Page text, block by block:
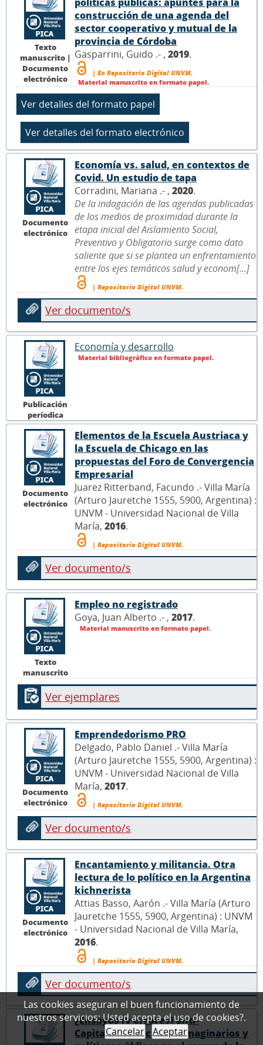
Texto
manuscrito |
Documento
electrónico
construcción de una agenda del
sector cooperativo y mutual de la
provincia de Córdoba
Gasparrini, Guido .- , 2019.
| En Repositorio Digital UNVM.
Material manuscrito en formato papel.
Documento
electrónico
Economía vs. salud, en contextos de
Covid. Un estudio de tapa
Corradini, Mariana .- , 2020.
De la indagación de las agendas publicadas
de los medios de proximidad durante la
etapa inicial del Aislamiento Social,
Preventivo y Obligatorio surge como dato
saliente que si se plantea un enfrentamiento
entre los ejes temáticos salud y econom[...]
| Repositorio Digital UNVM.
Ver documento/s
Publicación
períodica
Economía y desarrollo
Material bibliográfico en formato papel.
Documento
electrónico
Elementos de la Escuela Austriaca y
la Escuela de Chicago en las
propuestas del Foro de Convergencia
Empresarial
Juarez Ritterband, Facundo .- Villa María
(Arturo Jauretche 1555, 5900, Argentina) :
UNVM - Universidad Nacional de Villa
María, 2016.
| Repositorio Digital UNVM.
Ver documento/s
Texto
manuscrito
Empleo no registrado
Goya, Juan Alberto .- , 2017.
Material manuscrito en formato papel.
Ver ejemplares
Documento
electrónico
Emprendedorismo PRO
Delgado, Pablo Daniel .- Villa María
(Arturo Jauretche 1555, 5900, Argentina) :
UNVM - Universidad Nacional de Villa
María, 2017.
| Repositorio Digital UNVM.
Ver documento/s
Documento
electrónico
Encantamiento y militancia. Otra
lectura de lo político en la Argentina
kichnerista
Attias Basso, Aarón .- Villa María (Arturo
Jauretche 1555, 5900, Argentina) : UNVM
- Universidad Nacional de Villa María,
2016.
| Repositorio Digital UNVM.
Ver documento/s
¿Ensayos (y errores) anti-
Capitalistas? Actores, imaginarios y
Las cookies aseguran el buen funcionamiento de
nuestros servicios; Usted acepta el uso de cookies?.
Cancelar
Aceptar